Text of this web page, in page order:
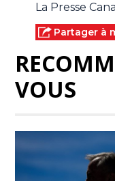
La Presse
Partager à
VOUS